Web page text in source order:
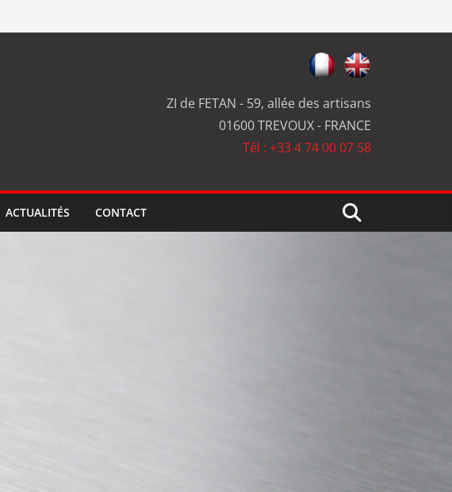
ZI de FETAN - 59, allée des artisans
01600 TREVOUX - FRANCE
Tél : +33 4 74 00 07 58
ACTUALITÉS CONTACT